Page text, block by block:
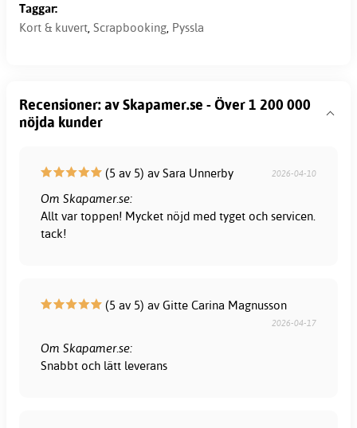
Taggar:
Kort & kuvert, Scrapbooking, Pyssla
Recensioner: av Skapamer.se - Över 1 200 000
nöjda kunder
(5 av 5) av Sara Unnerby 2026-04-10
Om Skapamer.se:
Allt var toppen! Mycket nöjd med tyget och servicen.
tack!
(5 av 5) av Gitte Carina Magnusson
2026-04-17
Om Skapamer.se:
Snabbt och lätt leverans